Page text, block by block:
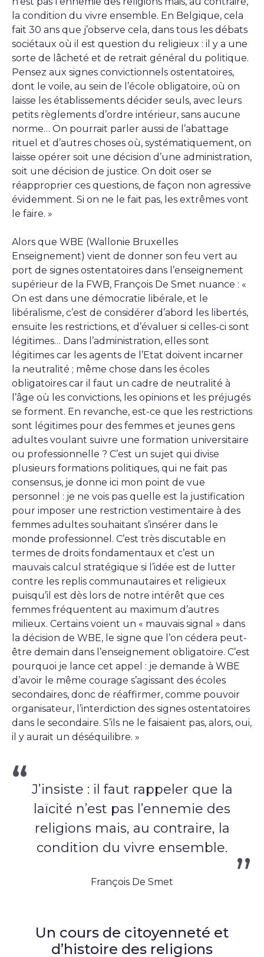
la condition du vivre ensemble. En Belgique, cela
fait 30 ans que j’observe cela, dans tous les débats
sociétaux où il est question du religieux : il y a une
sorte de lâcheté et de retrait général du politique.
Pensez aux signes convictionnels ostentatoires,
dont le voile, au sein de l’école obligatoire, où on
laisse les établissements décider seuls, avec leurs
petits règlements d’ordre intérieur, sans aucune
norme… On pourrait parler aussi de l’abattage
rituel et d’autres choses où, systématiquement, on
laisse opérer soit une décision d’une administration,
soit une décision de justice. On doit oser se
réapproprier ces questions, de façon non agressive
évidemment. Si on ne le fait pas, les extrêmes vont
le faire. »
Alors que WBE (Wallonie Bruxelles
Enseignement) vient de donner son feu vert au
port de signes ostentatoires dans l’enseignement
supérieur de la FWB, François De Smet nuance : «
On est dans une démocratie libérale, et le
libéralisme, c’est de considérer d’abord les libertés,
ensuite les restrictions, et d’évaluer si celles-ci sont
légitimes… Dans l’administration, elles sont
légitimes car les agents de l’Etat doivent incarner
la neutralité ; même chose dans les écoles
obligatoires car il faut un cadre de neutralité à
l’âge où les convictions, les opinions et les préjugés
se forment. En revanche, est-ce que les restrictions
sont légitimes pour des femmes et jeunes gens
adultes voulant suivre une formation universitaire
ou professionnelle ? C’est un sujet qui divise
plusieurs formations politiques, qui ne fait pas
consensus, je donne ici mon point de vue
personnel : je ne vois pas quelle est la justification
pour imposer une restriction vestimentaire à des
femmes adultes souhaitant s’insérer dans le
monde professionnel. C’est très discutable en
termes de droits fondamentaux et c’est un
mauvais calcul stratégique si l’idée est de lutter
contre les replis communautaires et religieux
puisqu’il est dès lors de notre intérêt que ces
femmes fréquentent au maximum d’autres
milieux. Certains voient un « mauvais signal » dans
la décision de WBE, le signe que l’on cédera peut-
être demain dans l’enseignement obligatoire. C’est
pourquoi je lance cet appel : je demande à WBE
d’avoir le même courage s’agissant des écoles
secondaires, donc de réaffirmer, comme pouvoir
organisateur, l’interdiction des signes ostentatoires
dans le secondaire. S’ils ne le faisaient pas, alors, oui,
il y aurait un déséquilibre. »
J’insiste : il faut rappeler que la
laïcité n’est pas l’ennemie des
religions mais, au contraire, la
condition du vivre ensemble.
François De Smet
Un cours de citoyenneté et
d’histoire des religions